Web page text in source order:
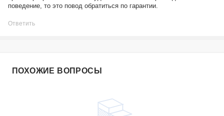
поведение, то это повод обратиться по гарантии.
Ответить
ПОХОЖИЕ ВОПРОСЫ